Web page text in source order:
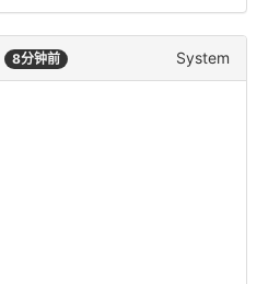
8分钟前 System